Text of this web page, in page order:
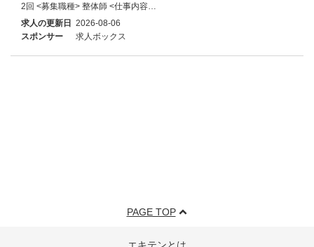
2回 <募集職種> 整体師 <仕事内容…
求人の更新日 2026-08-06
スポンサー
求人ボックス
PAGE TOP